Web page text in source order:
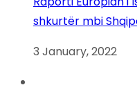
shkurtër mbi
3 January, 2022